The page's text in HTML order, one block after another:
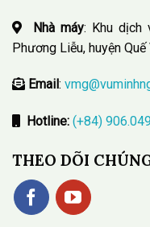
Nhà máy: Khu dịch
Phương Liễu, huyện
Email :
Hotline: (+84)
THEO DÕI